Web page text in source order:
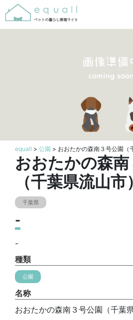
equall > 公園 > おおたかの森南３号公園（
おおたかの森南
（千葉県流山市）
千葉県
-
-
種類
公園
名称
おおたかの森南３号公園（千葉県